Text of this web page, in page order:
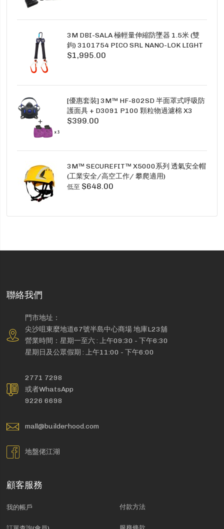
3M DBI-SALA 極輕量伸縮防墜器 1.5米 (雙
鉤) 3101754 PICO SRL NANO-LOK LIGHT
1.5M TWINS
$1,995.00
[優惠套裝] 3M™ HF-802SD 半面罩式呼吸防
護面具 + D3091 P100 顆粒物過濾棉 X3
SECURE CLICK HF-802SD HF-800SD 系列
$399.00
3M™ SECUREFIT™ X5000系列 透氣安全帽
(工業安全/高空工作/ 攀爬適用)
低至 $648.00
聯絡我們
門市地址：
尖沙咀東麼地道67號半島中心商場 地庫L23舖
營業時間：星期一至六 : 上午09:30 - 下午6:30
星期日及公眾假期 : 上午11:00 - 下午6:00
2771 7298
或者WhatsApp
9226 6698
mall@builderhood.com
地盤佬江湖
顧客服務
我的帳戶 付款方法